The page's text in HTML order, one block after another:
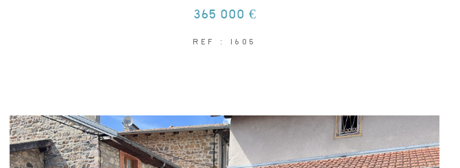
365 000 €
REF : 1605